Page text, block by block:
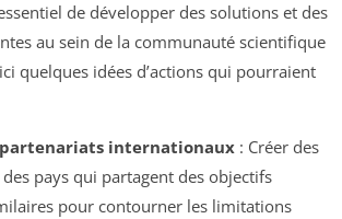
de développer des solutions et des
au sein de la communauté scientifique
quelques idées d’actions qui pourraient
partenariats internationaux: Créer des
pays qui partagent des objectifs
pour contourner les limitations